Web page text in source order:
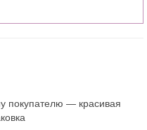
покупателю — красивая